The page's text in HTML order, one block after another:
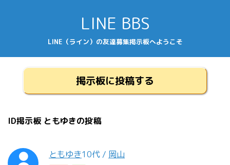
LINE BBS
LINE（ライン）の友達募集掲示板へようこそ
掲示板に投稿する
ID掲示板 ともゆきの投稿
ともゆき10代 / 岡山